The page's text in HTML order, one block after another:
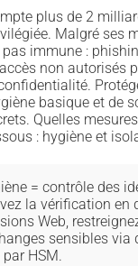
plus de 2
Malgré ses
pas immune :
non autorisés
basique et de
Quelles
: hygiène et
= contrôle des
la vérification en
Web,
sensibles via
HSM.